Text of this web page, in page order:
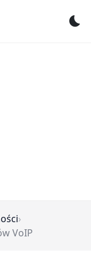
›
VoIP